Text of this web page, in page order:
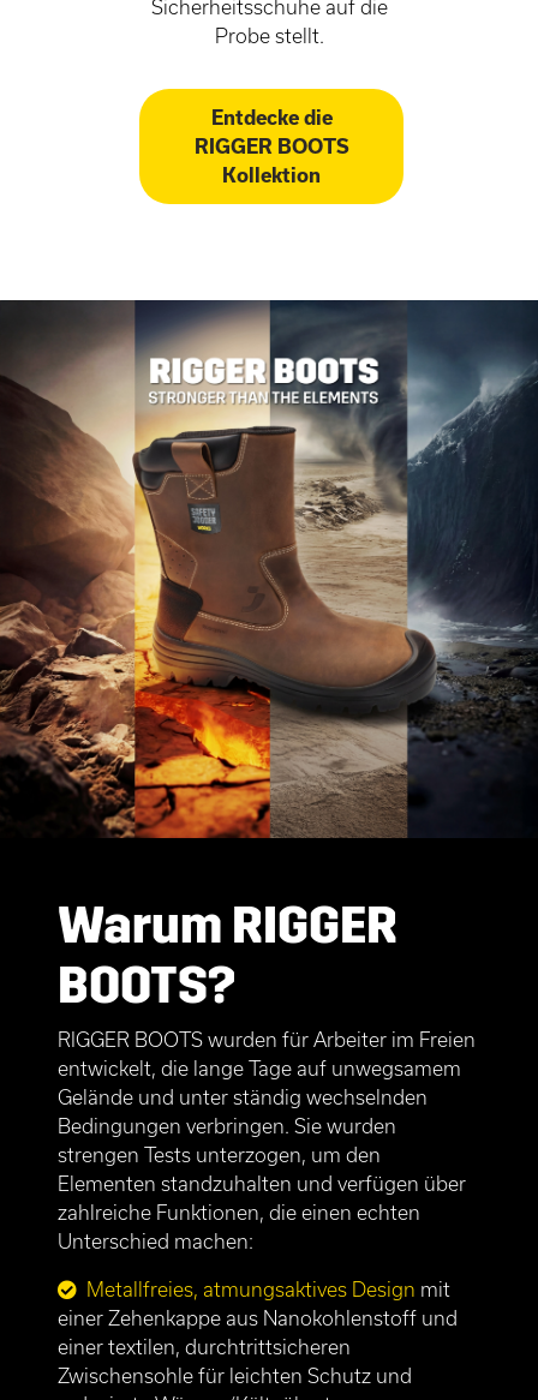
Sicherheitsschuhe auf die
Probe stellt.
Entdecke die
RIGGER BOOTS
Kollektion
Warum RIGGER
BOOTS?
RIGGER BOOTS wurden für Arbeiter im Freien
entwickelt, die lange Tage auf unwegsamem
Gelände und unter ständig wechselnden
Bedingungen verbringen. Sie wurden
strengen Tests unterzogen, um den
Elementen standzuhalten und verfügen über
zahlreiche Funktionen, die einen echten
Unterschied machen:
Metallfreies, atmungsaktives Design mit
einer Zehenkappe aus Nanokohlenstoff und
einer textilen, durchtrittsicheren
Zwischensohle für leichten Schutz und